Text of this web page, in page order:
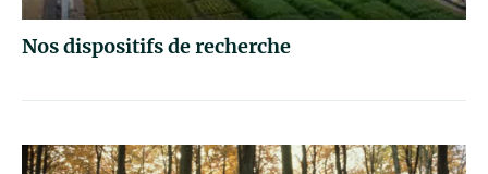
Nos dispositifs de recherche